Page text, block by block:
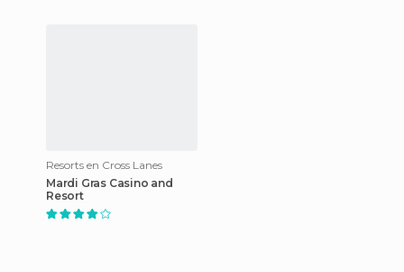
Resorts en Cross Lanes
Mardi Gras Casino and
Resort